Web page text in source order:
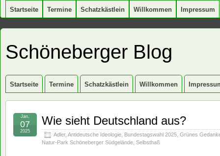
Startseite Termine Schatzkästlein Willkommen Impressum
Schöneberger Blog
Startseite Termine Schatzkästlein Willkommen
Wie sieht Deutschland aus?
Adler, Antideutsche Ideologie Bundestagswahl 2025 Grünes
Natur-Park Schöneberger Südgelände Selbsthaß
Jan.
07
2025